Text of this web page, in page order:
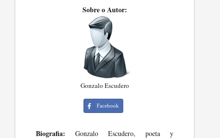
Sobre o Autor:
Gonzalo Escudero
Facebook
Biografia: Gonzalo Escudero, poeta y